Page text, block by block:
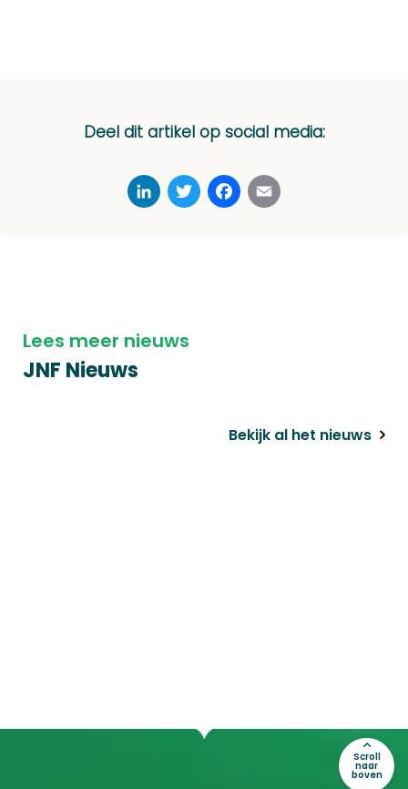
Deel dit artikel op social media:
LinkedInTwitterFacebook
Lees meer nieuws
JNF Nieuws
Bekijk al het nieuws
Scroll
naar
boven